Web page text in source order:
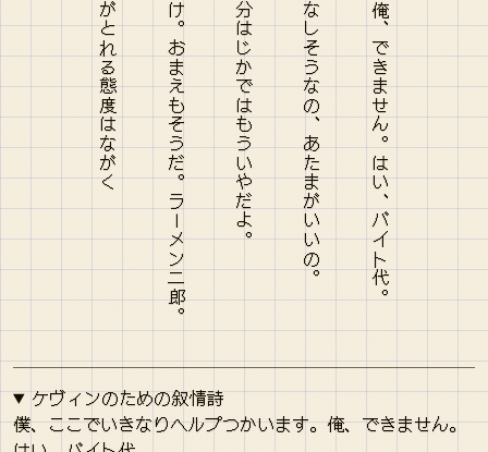
ケヴィンのための叙情詩
僕、ここでいきなりヘルプつかいます。俺、できません。